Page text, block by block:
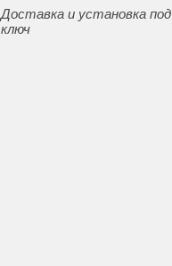
Доставка и установка под
ключ